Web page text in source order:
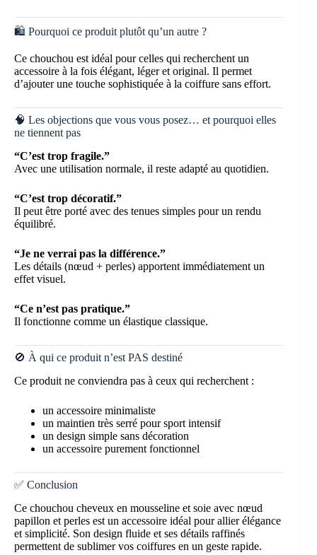
🛍️ Pourquoi ce produit plutôt qu’un autre ?
Ce chouchou est idéal pour celles qui recherchent un
accessoire à la fois élégant, léger et original. Il permet
d’ajouter une touche sophistiquée à la coiffure sans effort.
🧠 Les objections que vous vous posez… et pourquoi elles
ne tiennent pas
“C’est trop fragile.”
Avec une utilisation normale, il reste adapté au quotidien.
“C’est trop décoratif.”
Il peut être porté avec des tenues simples pour un rendu
équilibré.
“Je ne verrai pas la différence.”
Les détails (nœud + perles) apportent immédiatement un
effet visuel.
“Ce n’est pas pratique.”
Il fonctionne comme un élastique classique.
🚫 À qui ce produit n’est PAS destiné
Ce produit ne conviendra pas à ceux qui recherchent :
un accessoire minimaliste
un maintien très serré pour sport intensif
un design simple sans décoration
un accessoire purement fonctionnel
✅ Conclusion
Ce chouchou cheveux en mousseline et soie avec nœud
papillon et perles est un accessoire idéal pour allier élégance
et simplicité. Son design fluide et ses détails raffinés
permettent de sublimer vos coiffures en un geste rapide.